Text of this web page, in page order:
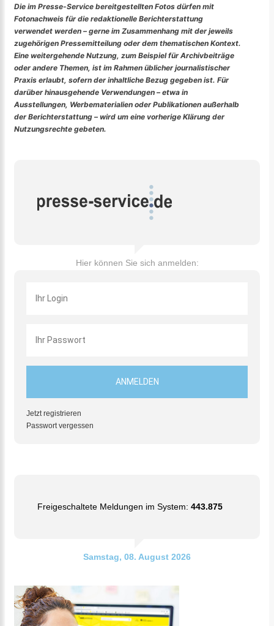
Die im Presse-Service bereitgestellten Fotos dürfen mit
Fotonachweis für die redaktionelle Berichterstattung
verwendet werden – gerne im Zusammenhang mit der jeweils
zugehörigen Pressemitteilung oder dem thematischen Kontext.
Eine weitergehende Nutzung, zum Beispiel für Archivbeiträge
oder andere Themen, ist im Rahmen üblicher journalistischer
Praxis erlaubt, sofern der inhaltliche Bezug gegeben ist. Für
darüber hinausgehende Verwendungen – etwa in
Ausstellungen, Werbematerialien oder Publikationen außerhalb
der Berichterstattung – wird um eine vorherige Klärung der
Nutzungsrechte gebeten.
Hier können Sie sich anmelden:
Jetzt registrieren
Passwort vergessen
Freigeschaltete Meldungen im System: 443.875
Samstag, 08. August 2026